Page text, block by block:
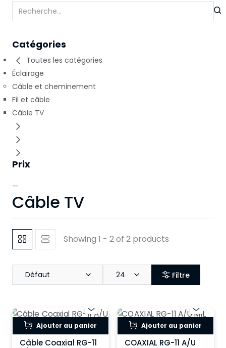
Catégories
Toutes les catégories
Éclairage
Câble et cheminement
Fil et câble
Câble TV
Prix
—
Câble TV
Showing 1 - 2 of 2 products
Défaut 24 Filtre
Ajouter au panier
Câble Coaxial RG-11
Ajouter au panier
COAXIAL RG-11 A/U